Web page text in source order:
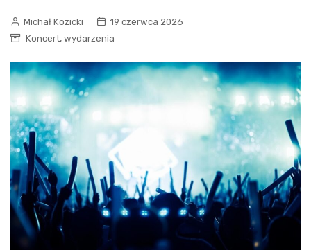
Michał Kozicki
19 czerwca 2026
Koncert, wydarzenia